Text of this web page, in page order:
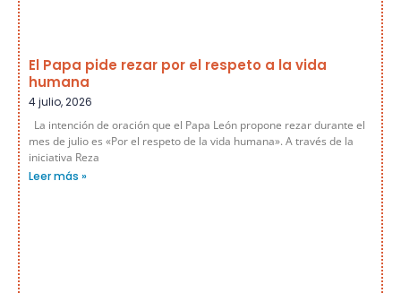
El Papa pide rezar por el respeto a la vida
humana
4 julio, 2026
La intención de oración que el Papa León propone rezar durante el
mes de julio es «Por el respeto de la vida humana». A través de la
iniciativa Reza
Leer más »